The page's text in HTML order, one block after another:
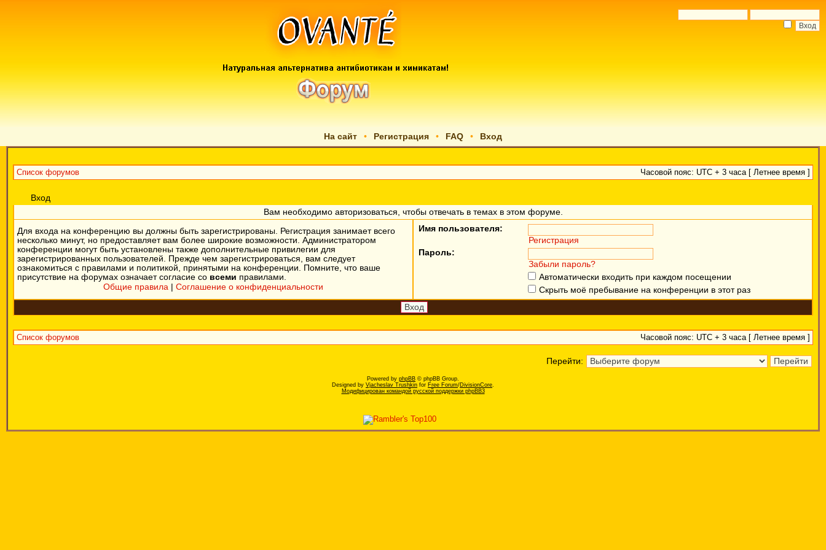
На сайт • Регистрация • FAQ • Вход
Список форумов Часовой пояс: UTC + 3 часа [ Летнее время ]
Вход
Вам необходимо авторизоваться, чтобы отвечать в темах в этом форуме.
Для входа на конференцию вы должны быть зарегистрированы. Регистрация занимает всего
несколько минут, но предоставляет вам более широкие возможности. Администратором
конференции могут быть установлены также дополнительные привилегии для
зарегистрированных пользователей. Прежде чем зарегистрироваться, вам следует
ознакомиться с правилами и политикой, принятыми на конференции. Помните, что ваше
присутствие на форумах означает согласие со всеми правилами.
Общие правила
Соглашение о конфиденциальности
Имя пользователя:
Регистрация
Пароль:
Забыли пароль?
Автоматически входить при каждом посещении
Скрыть моё пребывание на конференции в этот раз
Список форумов Часовой пояс: UTC + 3 часа [ Летнее время ]
Перейти:
Powered by phpBB © phpBB Group.
Designed by Vjacheslav Trushkin for Free Forum/DivisionCore.
Модифицирован командой русской поддержки phpBB3